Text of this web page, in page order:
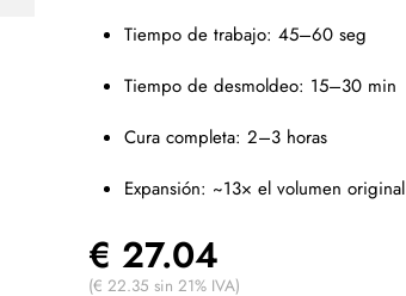
Tiempo de trabajo: 45–60 seg
Tiempo de desmoldeo: 15–30 min
Cura completa: 2–3 horas
Expansión: ~13× el volumen original
€ 27.04
(€ 22.35 sin 21% IVA)